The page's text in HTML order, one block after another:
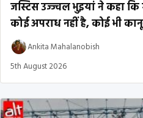
जस्टिस उज्ज्वल भुइयां ने कहा
कोई अपराध नहीं है, कोई भी
Ankita Mahalanobish
5th August 2026